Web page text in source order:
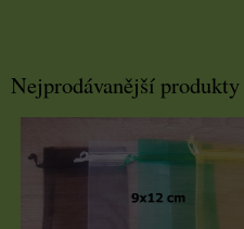
Nejprodávanější produkty